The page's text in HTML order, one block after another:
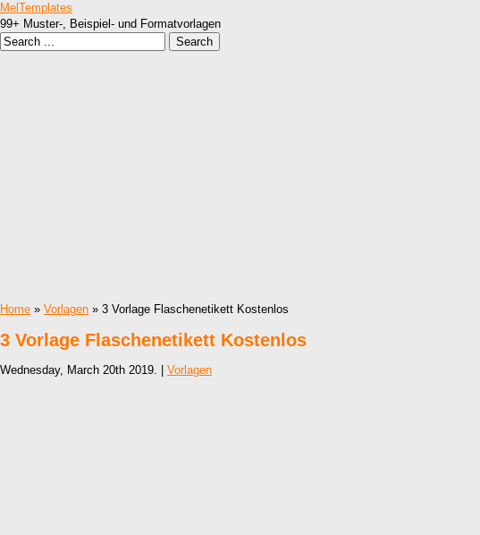
MelTemplates
99+ Muster-, Beispiel- und Formatvorlagen
Home » Vorlagen » 3 Vorlage Flaschenetikett Kostenlos
3 Vorlage Flaschenetikett Kostenlos
Wednesday, March 20th 2019. | Vorlagen